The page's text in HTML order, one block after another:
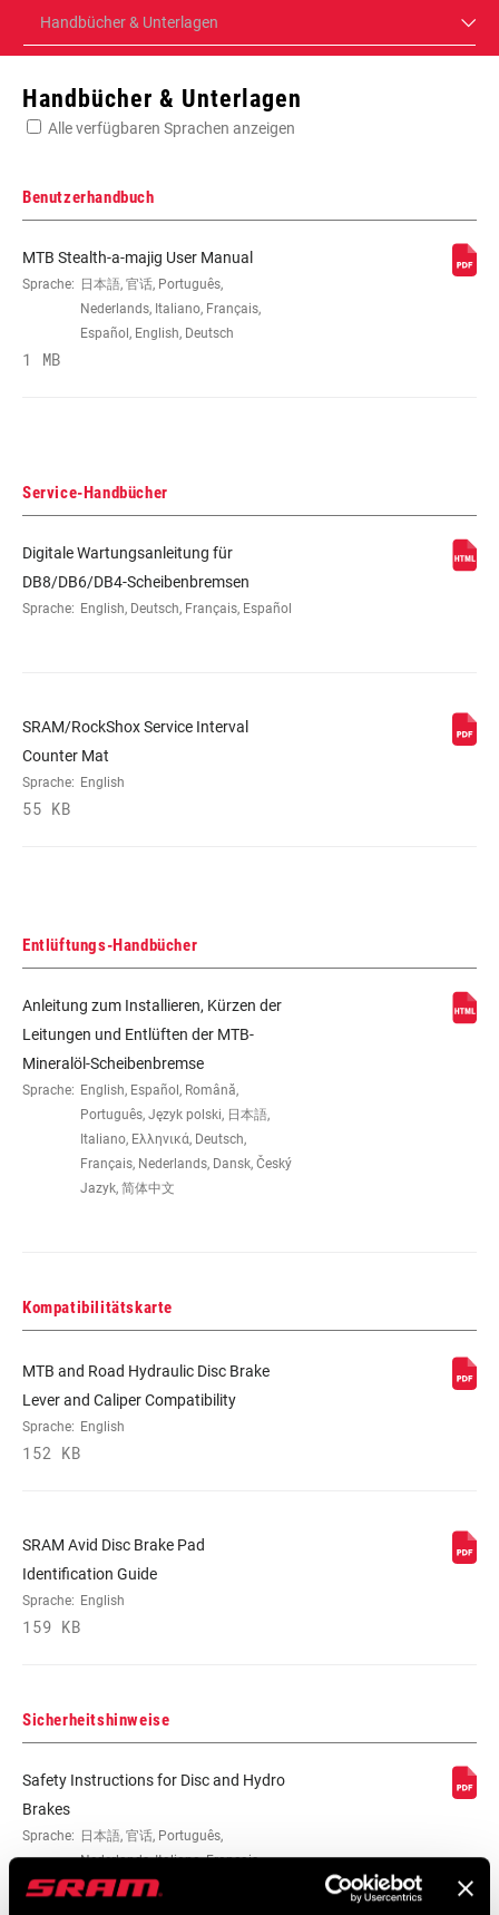
Handbücher & Unterlagen
Handbücher & Unterlagen
Alle verfügbaren Sprachen anzeigen
Benutzerhandbuch
MTB Stealth-a-majig User Manual
Sprache: 日本語, 官话, Português,
Nederlands, Italiano, Français,
Español, English, Deutsch
1 MB
Service-Handbücher
Digitale Wartungsanleitung für
DB8/DB6/DB4-Scheibenbremsen
Sprache: English, Deutsch, Français, Español
SRAM/RockShox Service Interval
Counter Mat
Sprache: English
55 KB
Entlüftungs-Handbücher
Anleitung zum Installieren, Kürzen der
Leitungen und Entlüften der MTB-
Mineralöl-Scheibenbremse
Sprache: English, Español, Română,
Português, Język polski, 日本語,
Italiano, Ελληνικά, Deutsch,
Français, Nederlands, Dansk, Český
Jazyk, 简体中文
Kompatibilitätskarte
MTB and Road Hydraulic Disc Brake
Lever and Caliper Compatibility
Sprache: English
152 KB
SRAM Avid Disc Brake Pad
Identification Guide
Sprache: English
159 KB
Sicherheitshinweise
Safety Instructions for Disc and Hydro
Brakes
Sprache: 日本語, 官话, Português,
Nederlands, Italiano, Français,
Español, English, Deutsch